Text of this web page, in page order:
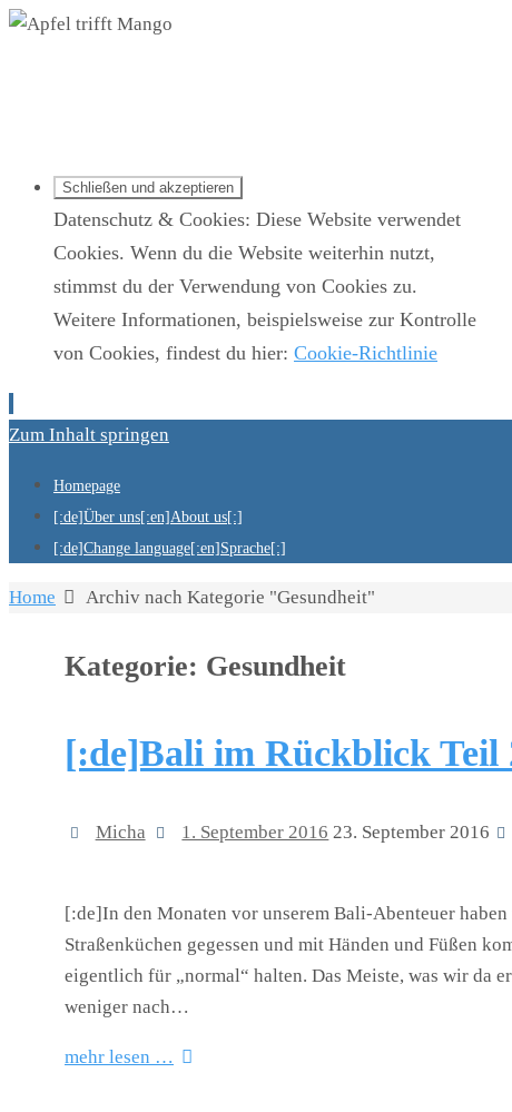
Datenschutz & Cookies: Diese Website verwendet
Cookies. Wenn du die Website weiterhin nutzt,
stimmst du der Verwendung von Cookies zu.
Weitere Informationen, beispielsweise zur Kontrolle
von Cookies, findest du hier: Cookie-Richtlinie
Zum Inhalt springen
Homepage
[:de]Über uns[:en]About us[:]
[:de]Change language[:en]Sprache[:]
Home Archiv nach Kategorie "Gesundheit"
Kategorie: Gesundheit
[:de]Bali im Rückblick Teil
Micha 1. September 2016 23. September 2016
[:de]In den Monaten vor unserem Bali-Abenteuer
Straßenküchen gegessen und mit Händen und Füßen
eigentlich für „normal“ halten. Das Meiste, was wir da
weniger nach…
mehr lesen …